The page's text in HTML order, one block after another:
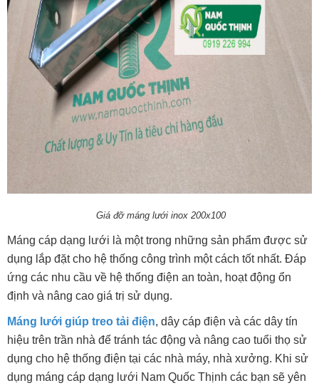
Giá đỡ máng lưới inox 200x100
Máng cáp dạng lưới là một trong những sản phẩm được sử
dụng lắp đặt cho hệ thống công trình một cách tốt nhất. Đáp
ứng các nhu cầu về hệ thống điện an toàn, hoạt động ổn
định và nâng cao giá trị sử dụng.
Máng lưới giúp treo tải điện, dây cáp điện và các dây tín
hiệu trên trần nhà để tránh tác động và nâng cao tuổi thọ sử
dụng cho hệ thống điện tại các nhà máy, nhà xưởng. Khi sử
dụng máng cáp dạng lưới Nam Quốc Thịnh các bạn sẽ yên